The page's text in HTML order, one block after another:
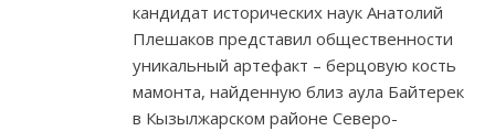
кандидат исторических наук Анатолий
Плешаков представил общественности
уникальный артефакт – берцовую кость
мамонта, найденную близ аула Байтерек
в Кызылжарском районе Северо-